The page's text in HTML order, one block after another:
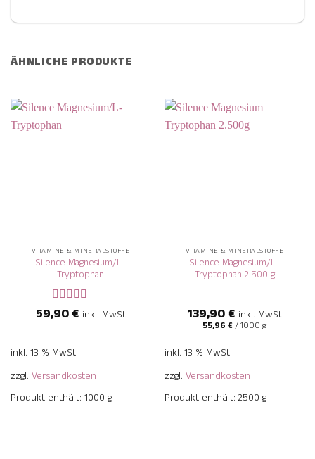
ÄHNLICHE PRODUKTE
VITAMINE & MINERALSTOFFE
Silence Magnesium/L-
Tryptophan
Bewertet
mit
59,90€ inkl. MwSt
inkl. 13 % MwSt.
zzgl. Versandkosten
Produkt enthält: 1000 g
VITAMINE & MINERALSTOFFE
Silence Magnesium/L-
Tryptophan 2.500 g
139,90€ inkl. MwSt
55,96 €/1000 g
inkl. 13 % MwSt.
zzgl. Versandkosten
Produkt enthält: 2500 g